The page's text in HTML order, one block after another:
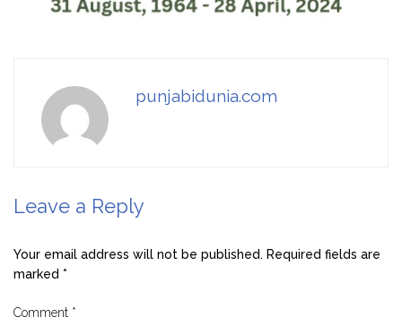
punjabidunia.com
Leave a Reply
Your email address will not be published. Required fields are
marked *
Comment *